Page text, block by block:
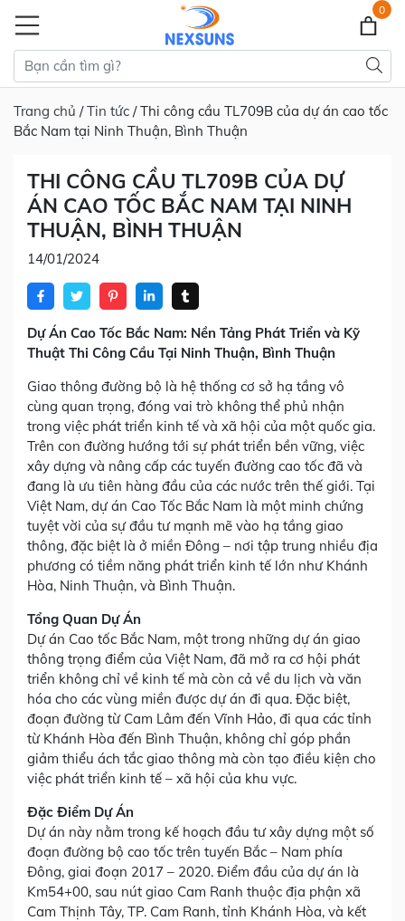
0
Trang chủ /Tin tức / Thi công cầu TL709B của dự án cao tốc
Bắc Nam tại Ninh Thuận, Bình Thuận
THI CÔNG CẦU TL709B CỦA DỰ
ÁN CAO TỐC BẮC NAM TẠI NINH
THUẬN, BÌNH THUẬN
14/01/2024
Dự Án Cao Tốc Bắc Nam: Nền Tảng Phát Triển và Kỹ
Thuật Thi Công Cầu Tại Ninh Thuận, Bình Thuận
Giao thông đường bộ là hệ thống cơ sở hạ tầng vô
cùng quan trọng, đóng vai trò không thể phủ nhận
trong việc phát triển kinh tế và xã hội của một quốc gia.
Trên con đường hướng tới sự phát triển bền vững, việc
xây dựng và nâng cấp các tuyến đường cao tốc đã và
đang là ưu tiên hàng đầu của các nước trên thế giới. Tại
Việt Nam, dự án Cao Tốc Bắc Nam là một minh chứng
tuyệt vời của sự đầu tư mạnh mẽ vào hạ tầng giao
thông, đặc biệt là ở miền Đông – nơi tập trung nhiều địa
phương có tiềm năng phát triển kinh tế lớn như Khánh
Hòa, Ninh Thuận, và Bình Thuận.
Tổng Quan Dự Án
Dự án Cao tốc Bắc Nam, một trong những dự án giao
thông trọng điểm của Việt Nam, đã mở ra cơ hội phát
triển không chỉ về kinh tế mà còn cả về du lịch và văn
hóa cho các vùng miền được dự án đi qua. Đặc biệt,
đoạn đường từ Cam Lâm đến Vĩnh Hảo, đi qua các tỉnh
từ Khánh Hòa đến Bình Thuận, không chỉ góp phần
giảm thiểu ách tắc giao thông mà còn tạo điều kiện cho
việc phát triển kinh tế – xã hội của khu vực.
Đặc Điểm Dự Án
Dự án này nằm trong kế hoạch đầu tư xây dựng một số
đoạn đường bộ cao tốc trên tuyến Bắc – Nam phía
Đông, giai đoạn 2017 – 2020. Điểm đầu của dự án là
Km54+00, sau nút giao Cam Ranh thuộc địa phận xã
Cam Thịnh Tây, TP. Cam Ranh, tỉnh Khánh Hòa, và kết